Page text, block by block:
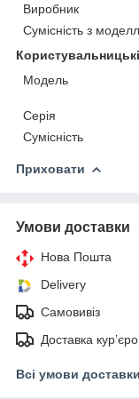
Виробник
Сумісність з
Мoдель
Серія
Сумісність
Приховати
Умови доставки
Нова Пошта
Delivery
Самовивіз
Доставка
Всі умови доставки